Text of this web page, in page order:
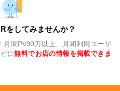
をしてみませんか？
月間PV30万以上、月間利用ユーザ
に無料でお店の情報を掲載できま